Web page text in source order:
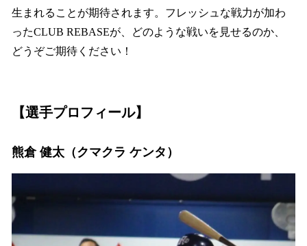
生まれることが期待されます。フレッシュな戦力が加わ
ったCLUB REBASEが、どのような戦いを見せるのか、
どうぞご期待ください！
【選手プロフィール】
熊倉 健太（クマクラ ケンタ）